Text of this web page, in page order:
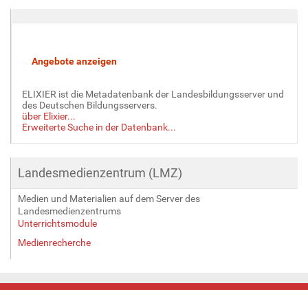
e
n
e
r
G
r
ß
ELIXIER ist die Metadatenbank der Landesbildungsserver und
des Deutschen Bildungsservers.
über Elixier...
Erweiterte Suche in der Datenbank...
Landesmedienzentrum (LMZ)
Medien und Materialien auf dem Server des
Landesmedienzentrums
Unterrichtsmodule
Medienrecherche